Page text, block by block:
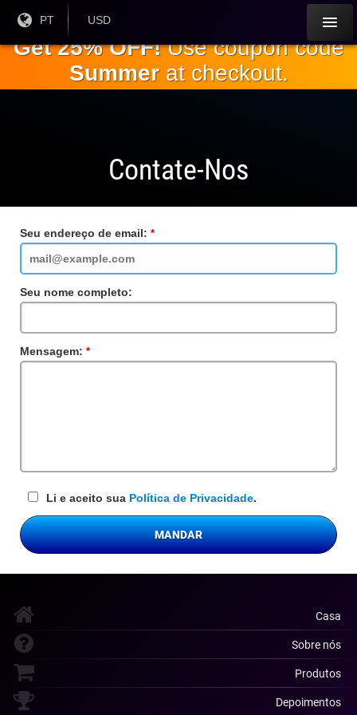
principal
Língua
PT
Moeda
USD
Get 25% OFF!Use coupon code
Summerat checkout.
Contate-Nos
Seu endereço de email:
obrigatório
Seu nome completo:
Mensagem:
obrigatório
Li e aceito sua Política de Privacidade.
MANDAR
Casa
Sobre nós
Produtos
Depoimentos